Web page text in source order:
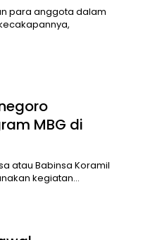
para anggota dalam
MBG di
atau Babinsa Koramil
kegiatan…